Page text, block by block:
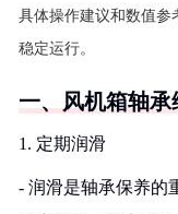
具体操作建议和数值参
稳定运行。
一、风机箱轴
1. 定期润滑
- 润滑是轴承保养的